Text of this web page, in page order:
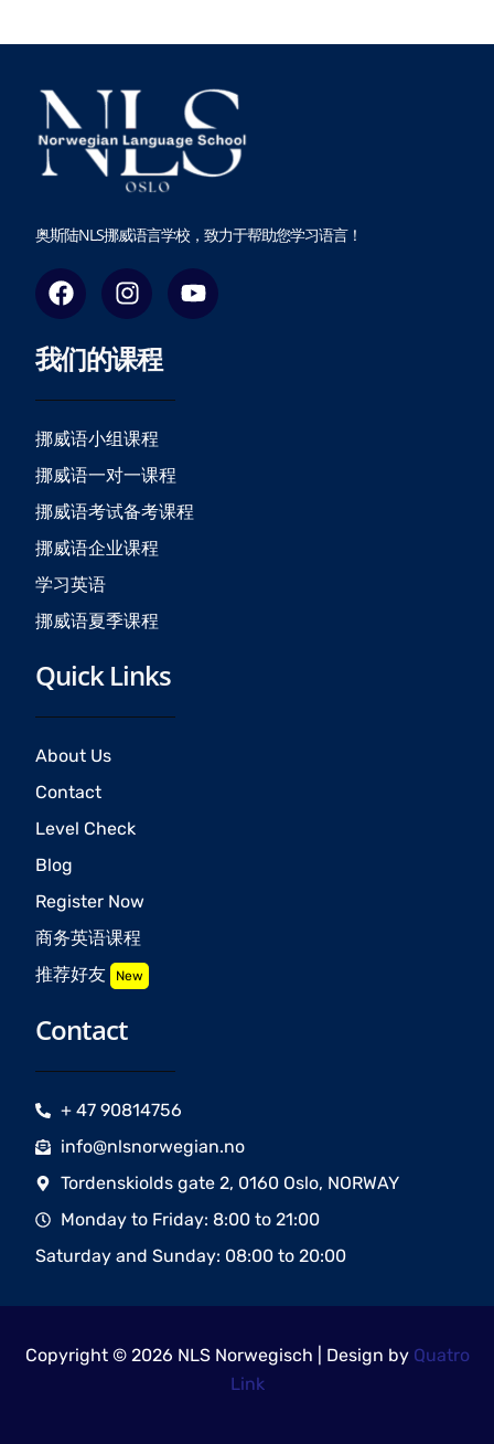
奥斯陆NLS挪威语言学校，致力于帮助您学习语言！
F
a
c
e
b
o
o
k
I
n
s
t
a
g
r
a
m
Y
o
u
我们的课程
挪威语小组课程
挪威语一对一课程
挪威语考试备考课程
挪威语企业课程
学习英语
挪威语夏季课程
Quick Links
About Us
Contact
Level Check
Blog
Register Now
商务英语课程
推荐好友 New
Contact
+ 47 90814756
info@nlsnorwegian.no
Tordenskiolds gate 2, 0160 Oslo, NORWAY
Monday to Friday: 8:00 to 21:00
Saturday and Sunday: 08:00 to 20:00
Copyright © 2026 NLS Norwegisch | Design by Quatro
Link